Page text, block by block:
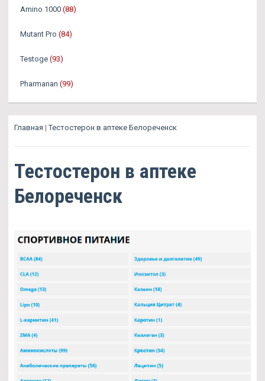
Amino 1000 (88)
Mutant Pro (84)
Testoge (93)
Pharmanan (99)
Главная |Тестостерон в аптеке Белореченск
Тестостерон в аптеке
Белореченск